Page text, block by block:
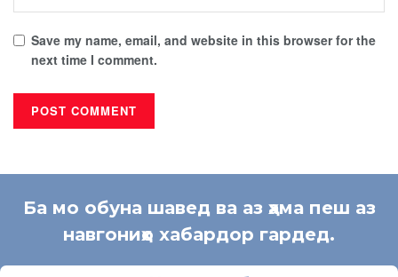
Save my name, email, and website in this browser for the
next time I comment.
Ба мо обуна шавед ва аз ҳама пеш аз
навгониҳо хабардор гардед.